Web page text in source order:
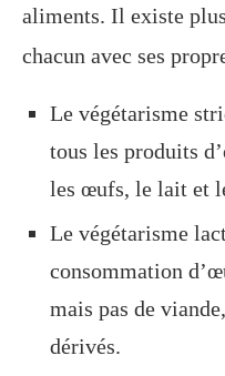
aliments. Il existe
chacun avec ses
Le végétarisme
tous les produits
les œufs, le lait et
Le végétarisme
consommation
mais pas de
dérivés.